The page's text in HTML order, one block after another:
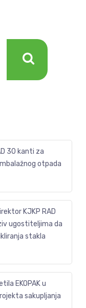
30 kanti za
otpada
KJKP RAD
ugostiteljima da
stakla
EKOPAK u
sakupljanja